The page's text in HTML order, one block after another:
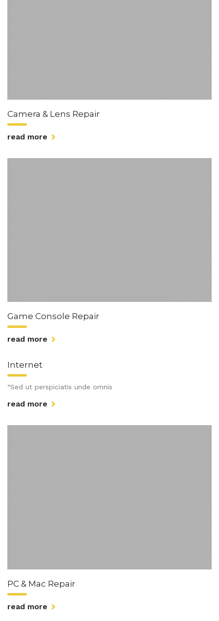
Camera & Lens Repair
read more
Game Console Repair
read more
Internet
“Sed ut perspiciatis unde omnis
read more
PC & Mac Repair
read more